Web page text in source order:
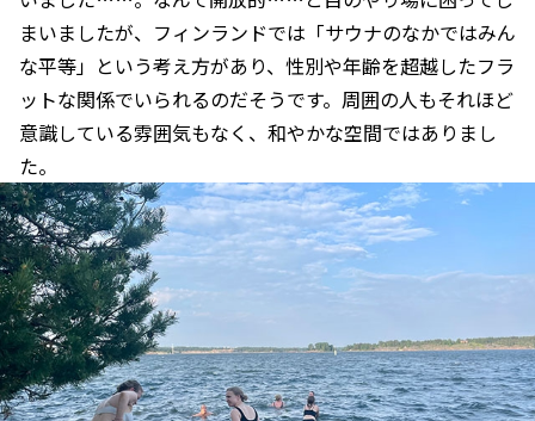
まいましたが、フィンランドでは「サウナのなかではみん
な平等」という考え方があり、性別や年齢を超越したフラ
ットな関係でいられるのだそうです。周囲の人もそれほど
意識している雰囲気もなく、和やかな空間ではありまし
た。